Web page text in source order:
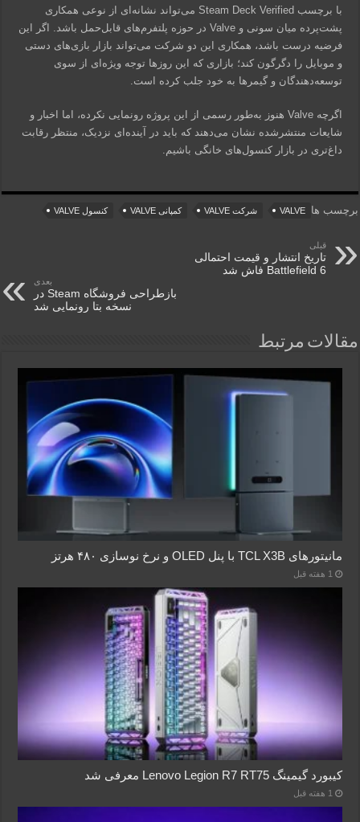
با برچسب Steam Deck Verified می‌تواند نشانه‌ای از نوعی همکاری
پشت‌پرده میان سونی و Valve در حوزه پلتفرم‌های قابل‌حمل باشد. اگر این
فرضیه درست باشد، همکاری این دو شرکت می‌تواند بازار بازی‌های دستی
و موبایل را دگرگون کند؛ بازاری که این روزها توجه ویژه‌ای از سوی
توسعه‌دهندگان و گیمرها به خود جلب کرده است.
اگرچه Valve هنوز به‌طور رسمی از این پروژه رونمایی نکرده، اما اخبار و
شایعات منتشرشده نشان می‌دهند که باید در آینده‌ای نزدیک، منتظر رقابت
داغ‌تری در بازار کنسول‌های خانگی باشیم.
برچسب ها VALVE شرکت VALVE کمپانی VALVE کنسول VALVE
قبلی
تاریخ انتشار و قیمت احتمالی
Battlefield 6 فاش شد
بعدی
بازطراحی فروشگاه Steam در
نسخه بتا رونمایی شد
مقالات مرتبط
مانیتورهای TCL X3B با پنل OLED و نرخ نوسازی ۴۸۰ هرتز
1 هفته قبل
کیبورد گیمینگ Lenovo Legion R7 RT75 معرفی شد
1 هفته قبل